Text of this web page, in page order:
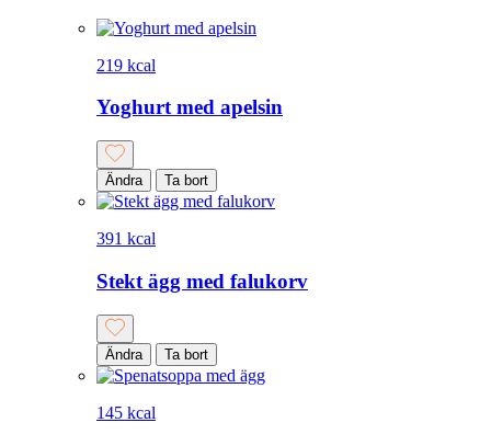
219 kcal
Yoghurt med apelsin
Ändra Ta bort
391 kcal
Stekt ägg med falukorv
Ändra Ta bort
145 kcal